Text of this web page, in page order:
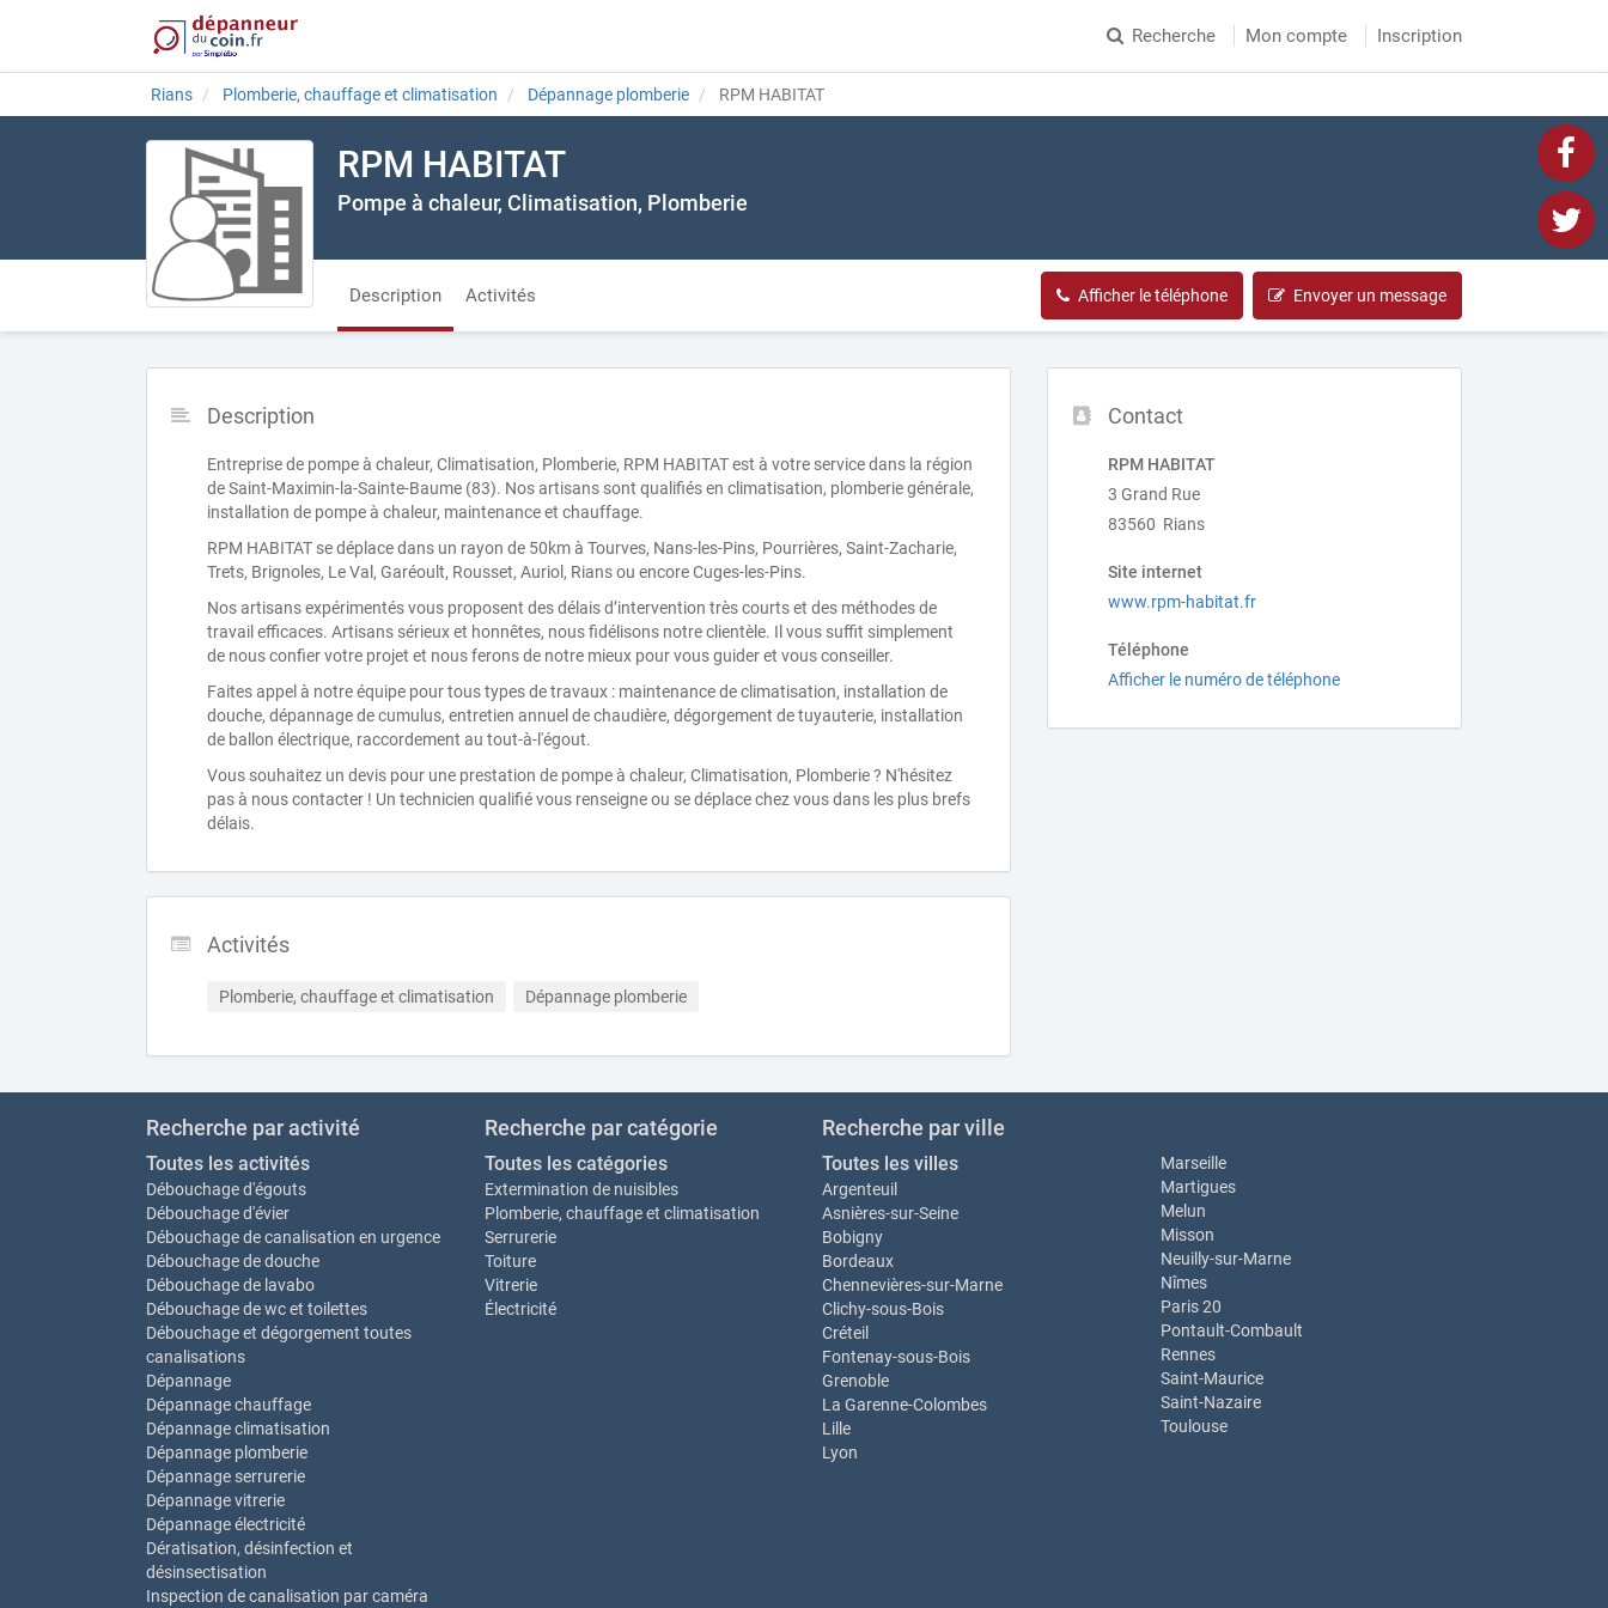
Recherche Mon compte Inscription
Rians Plomberie, chauffage et climatisation Dépannage plomberie RPM HABITAT
RPM HABITAT
Pompe à chaleur, Climatisation, Plomberie
Description Activités Afficher le téléphone Envoyer un message
Contact
RPM HABITAT
3 Grand Rue
83560 Rians
Site internet
www.rpm-habitat.fr
Téléphone
Afficher le numéro de téléphone
Description
Entreprise de pompe à chaleur, Climatisation, Plomberie, RPM HABITAT est à votre service dans la région
de Saint-Maximin-la-Sainte-Baume (83). Nos artisans sont qualifiés en climatisation, plomberie générale,
installation de pompe à chaleur, maintenance et chauffage.
RPM HABITAT se déplace dans un rayon de 50km à Tourves, Nans-les-Pins, Pourrières, Saint-Zacharie,
Trets, Brignoles, Le Val, Garéoult, Rousset, Auriol, Rians ou encore Cuges-les-Pins.
Nos artisans expérimentés vous proposent des délais d’intervention très courts et des méthodes de
travail efficaces. Artisans sérieux et honnêtes, nous fidélisons notre clientèle. Il vous suffit simplement
de nous confier votre projet et nous ferons de notre mieux pour vous guider et vous conseiller.
Faites appel à notre équipe pour tous types de travaux : maintenance de climatisation, installation de
douche, dépannage de cumulus, entretien annuel de chaudière, dégorgement de tuyauterie, installation
de ballon électrique, raccordement au tout-à-l'égout.
Vous souhaitez un devis pour une prestation de pompe à chaleur, Climatisation, Plomberie ? N'hésitez
pas à nous contacter ! Un technicien qualifié vous renseigne ou se déplace chez vous dans les plus brefs
délais.
Activités
Plomberie, chauffage et climatisation Dépannage plomberie
Recherche par activité
Toutes les activités
Débouchage d'égouts
Débouchage d'évier
Débouchage de canalisation en urgence
Débouchage de douche
Débouchage de lavabo
Débouchage de wc et toilettes
Débouchage et dégorgement toutes
canalisations
Dépannage
Dépannage chauffage
Dépannage climatisation
Dépannage plomberie
Dépannage serrurerie
Dépannage vitrerie
Dépannage électricité
Dératisation, désinfection et
désinsectisation
Inspection de canalisation par caméra
Recherche par catégorie
Toutes les catégories
Extermination de nuisibles
Plomberie, chauffage et climatisation
Serrurerie
Toiture
Vitrerie
Électricité
Recherche par ville
Toutes les villes
Argenteuil
Asnières-sur-Seine
Bobigny
Bordeaux
Chennevières-sur-Marne
Clichy-sous-Bois
Créteil
Fontenay-sous-Bois
Grenoble
La Garenne-Colombes
Lille
Lyon
Marseille
Martigues
Melun
Misson
Neuilly-sur-Marne
Nîmes
Paris 20
Pontault-Combault
Rennes
Saint-Maurice
Saint-Nazaire
Toulouse